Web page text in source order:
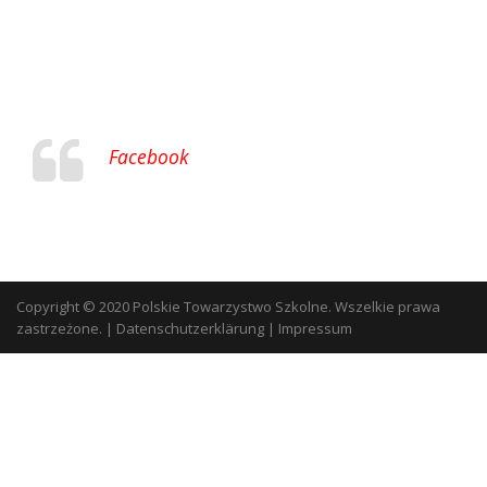
Facebook
Copyright © 2020 Polskie Towarzystwo Szkolne. Wszelkie prawa
zastrzeżone. | Datenschutzerklärung | Impressum